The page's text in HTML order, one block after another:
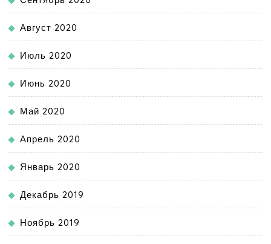
Август 2020
Июль 2020
Июнь 2020
Май 2020
Апрель 2020
Январь 2020
Декабрь 2019
Ноябрь 2019